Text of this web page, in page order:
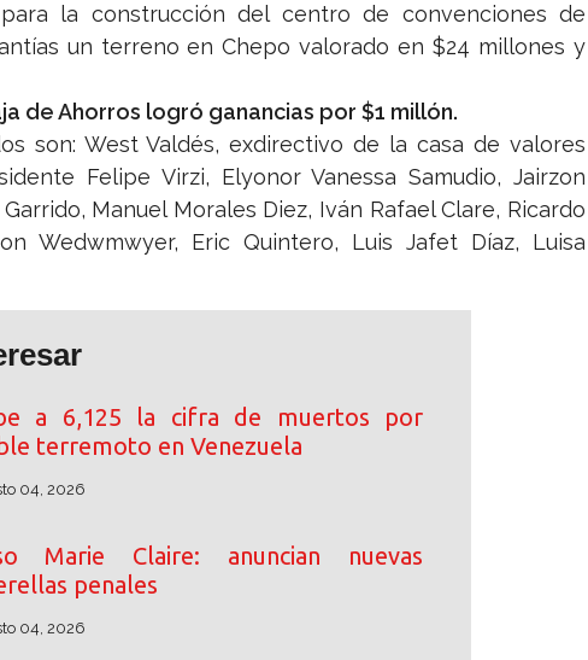
para la construcción del centro de convenciones de
un terreno en Chepo valorado en $24 millones y
de Ahorros logró ganancias por $1 millón.
son: West Valdés, exdirectivo de la casa de valores
Felipe Virzi, Elyonor Vanessa Samudio, Jairzon
Manuel Morales Diez, Iván Rafael Clare, Ricardo
Wedwmwyer, Eric Quintero, Luis Jafet Díaz, Luisa
a 6,125 la cifra de muertos por
terremoto en Venezuela
04, 2026
Marie Claire: anuncian nuevas
penales
04, 2026